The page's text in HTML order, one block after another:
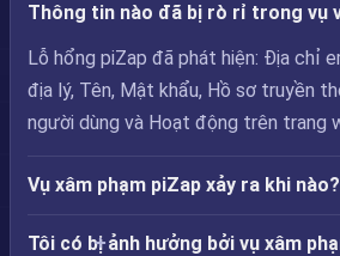
Thông tin nào đã bị rò rỉ trong vụ
Lỗ hổng piZap đã phát hiện: Địa chỉ
địa lý, Tên, Mật khẩu, Hồ sơ truyền
người dùng và Hoạt động trên trang
Vụ xâm phạm piZap xảy ra khi nào?
Tôi có bị ảnh hưởng bởi vụ xâm